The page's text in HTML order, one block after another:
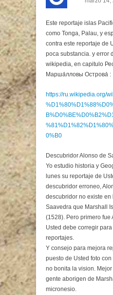
Este reportaje islas
como Tonga, Palau, y
contra este reportaje de
poca substancia. y error
wikipedia, en capitulo
Марша́лловы Острова́ :
https://ru.wikipedia.org/
0%B0
Descubridor Alonso de
Yo estudio historia y
lunes su reportaje de
descubridor erroneo,
descubridor no existe en
Saavedra que Marshall
(1528). Pero primero fue
Usted debe corregir
reportajes.
Y consejo para mejora
puesto de Usted foto
no bonita la vision.
gente aborigen de
micronesio.